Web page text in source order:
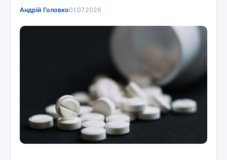
Андрій Головко01.07.2026